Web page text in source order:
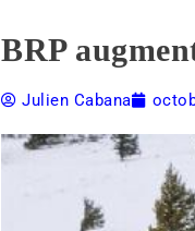
BRP
Julien Cabana